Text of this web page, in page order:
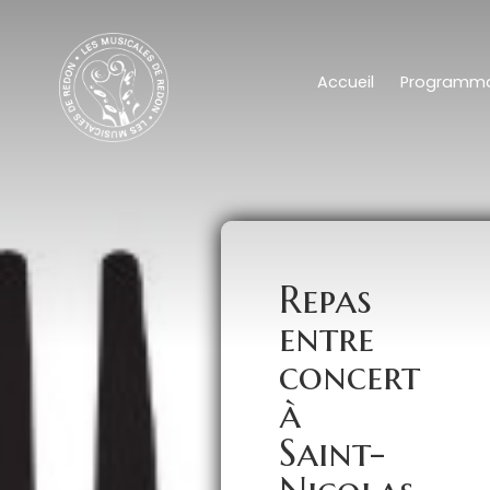
Accueil
Repas
entre
concert
à
Saint-